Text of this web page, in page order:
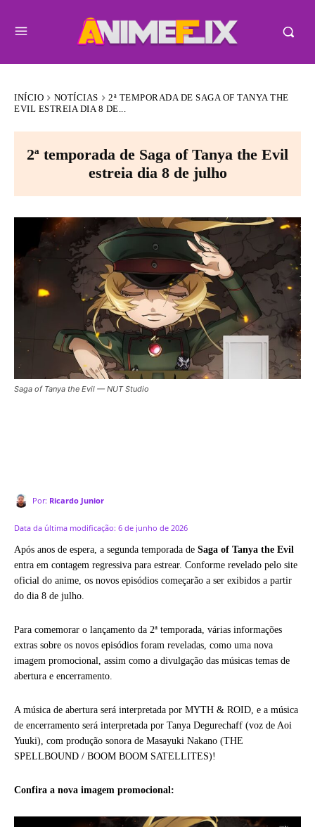
INÍCIO NOTÍCIAS
2ª TEMPORADA DE SAGA OF TANYA THE
EVIL ESTREIA DIA 8 DE...
2ª temporada de Saga of Tanya the Evil
estreia dia 8 de julho
Saga of Tanya the Evil — NUT Studio
Por: Ricardo Junior
Data da última modificação: 6 de junho de 2026
Após anos de espera, a segunda temporada de Saga of Tanya the Evil
entra em contagem regressiva para estrear. Conforme revelado pelo site
oficial do anime, os novos episódios começarão a ser exibidos a partir
do dia 8 de julho.
Para comemorar o lançamento da 2ª temporada, várias informações
extras sobre os novos episódios foram reveladas, como uma nova
imagem promocional, assim como a divulgação das músicas temas de
abertura e encerramento.
A música de abertura será interpretada por MYTH & ROID, e a música
de encerramento será interpretada por Tanya Degurechaff (voz de Aoi
Yuuki), com produção sonora de Masayuki Nakano (THE
SPELLBOUND / BOOM BOOM SATELLITES)!
Confira a nova imagem promocional: